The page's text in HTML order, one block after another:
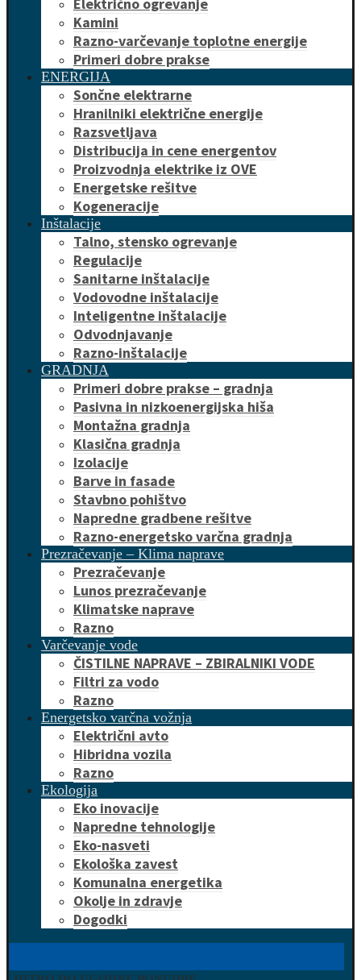
Kamini
Razno-varčevanje toplotne energije
Primeri dobre prakse
ENERGIJA
Sončne elektrarne
Hranilniki električne energije
Razsvetljava
Distribucija in cene energentov
Proizvodnja elektrike iz OVE
Energetske rešitve
Kogeneracije
Inštalacije
Talno, stensko ogrevanje
Regulacije
Sanitarne inštalacije
Vodovodne inštalacije
Inteligentne inštalacije
Odvodnjavanje
Razno-inštalacije
GRADNJA
Primeri dobre prakse – gradnja
Pasivna in nizkoenergijska hiša
Montažna gradnja
Klasična gradnja
Izolacije
Barve in fasade
Stavbno pohištvo
Napredne gradbene rešitve
Razno-energetsko varčna gradnja
Prezračevanje – Klima naprave
Prezračevanje
Lunos prezračevanje
Klimatske naprave
Razno
Varčevanje vode
ČISTILNE NAPRAVE – ZBIRALNIKI VODE
Filtri za vodo
Razno
Energetsko varčna vožnja
Električni avto
Hibridna vozila
Razno
Ekologija
Eko inovacije
Napredne tehnologije
Eko-nasveti
Ekološka zavest
Komunalna energetika
Okolje in zdravje
Dogodki